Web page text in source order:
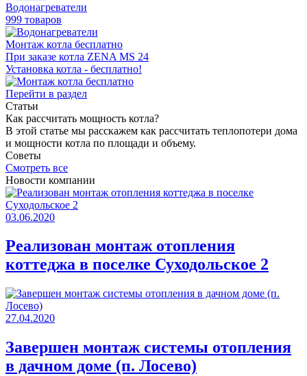
Водонагреватели
999 товаров
Монтаж котла бесплатно
При заказе котла ZENA MS 24
Установка котла - бесплатно!
Перейти в раздел
Статьи
Как раcсчитать мощность котла?
В этой статье мы расскажем как рассчитать теплопотери дома
и мощности котла по площади и объему.
Советы
Смотреть все
Новости компании
03.06.2020
Реализован монтаж отопления
коттеджа в поселке Суходольское 2
27.04.2020
Завершен монтаж системы отопления
в дачном доме (п. Лосево)